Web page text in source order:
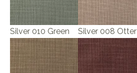
Silver 010 Green Silver 008 Otter